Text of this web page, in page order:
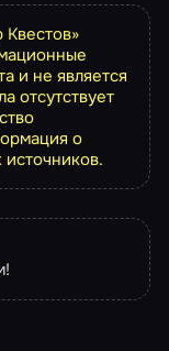
и не является
отсутствует
о